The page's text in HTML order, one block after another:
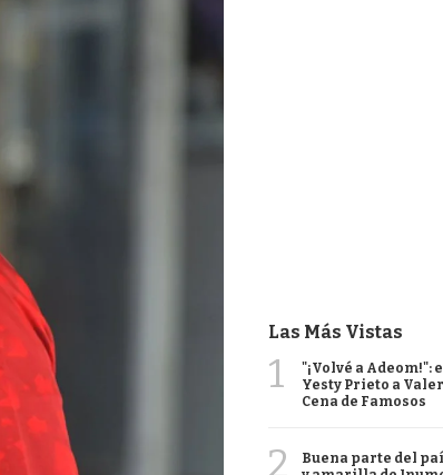
Las Más Vistas
1
"¡Volvé a Adeom!":
Yesty Prieto a
Cena de Famosos
2
Buena parte del